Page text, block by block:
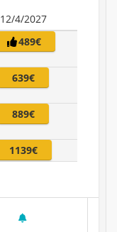
12/4/2027
489€
639€
889€
1139€